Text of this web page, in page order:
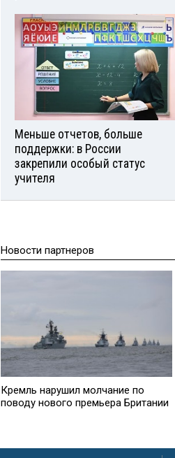
Меньше отчетов, больше
поддержки: в России
закрепили особый статус
учителя
Новости партнеров
Кремль нарушил молчание по
поводу нового премьера Британии